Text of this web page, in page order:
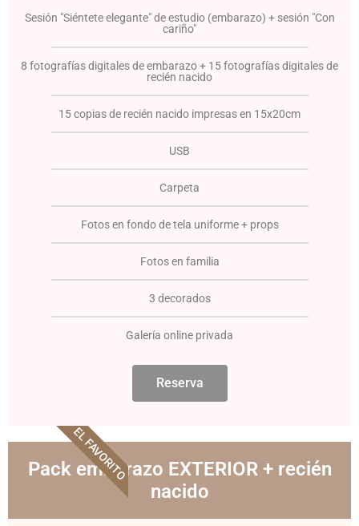
Sesión "Siéntete elegante" de estudio (embarazo) + sesión "Con
cariño"
8 fotografías digitales de embarazo + 15 fotografías digitales de
recién nacido
15 copias de recién nacido impresas en 15x20cm
USB
Carpeta
Fotos en fondo de tela uniforme + props
Fotos en familia
3 decorados
Galería online privada
Reserva
EL FAVORITO
Pack embarazo EXTERIOR + recién
nacido